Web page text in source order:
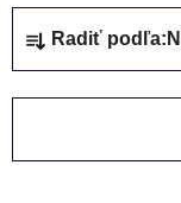
R
a
d
Radiť podľa: